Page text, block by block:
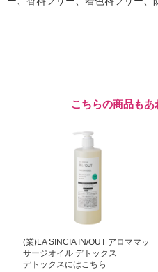
こちらの商品も
(業)LA SINCIA IN/OUT アロママッ
サージオイル デトックス
デトックスにはこちら